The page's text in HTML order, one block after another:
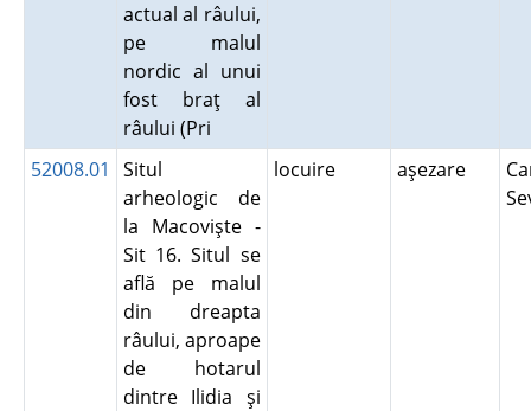
actual al râului,
pe malul
nordic al unui
fost braţ al
râului (Pri
52008.01
Situl
arheologic de
la Macovişte -
Sit 16. Situl se
află pe malul
din dreapta
râului, aproape
de hotarul
dintre Ilidia şi
locuire aşezare